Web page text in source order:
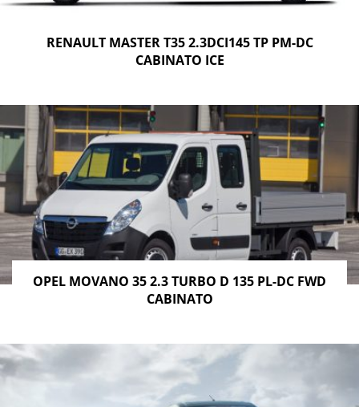
RENAULT MASTER T35 2.3DCI145 TP PM-DC
CABINATO ICE
OPEL MOVANO 35 2.3 TURBO D 135 PL-DC FWD
CABINATO